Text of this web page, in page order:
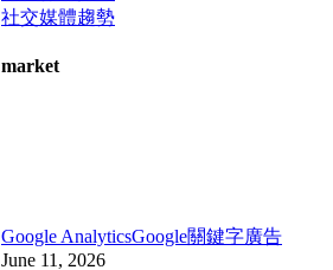
社交媒體趨勢
market
Google AnalyticsGoogle關鍵字廣告
June 11, 2026